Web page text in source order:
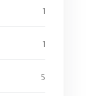
1
1
5